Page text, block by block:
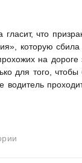
гласит, что
которую
на
для того,
водитель